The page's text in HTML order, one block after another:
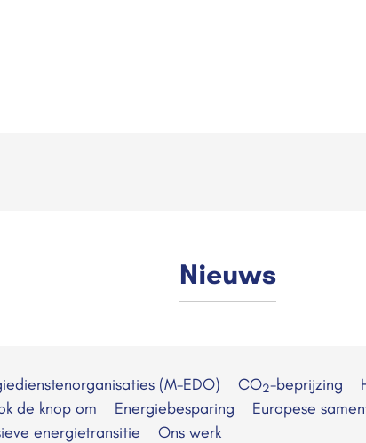
Nieuws
(M-EDO) CO2-beprijzing
de knop om
Energiebesparing Europese
energietransitie
Ons werk